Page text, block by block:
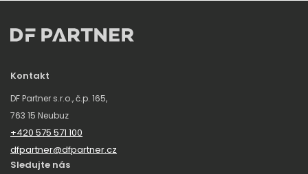
Kontakt
DF Partner s.r.o., č.p. 165,
763 15 Neubuz
+420 575 571 100
dfpartner@dfpartner.cz
Sledujte nás